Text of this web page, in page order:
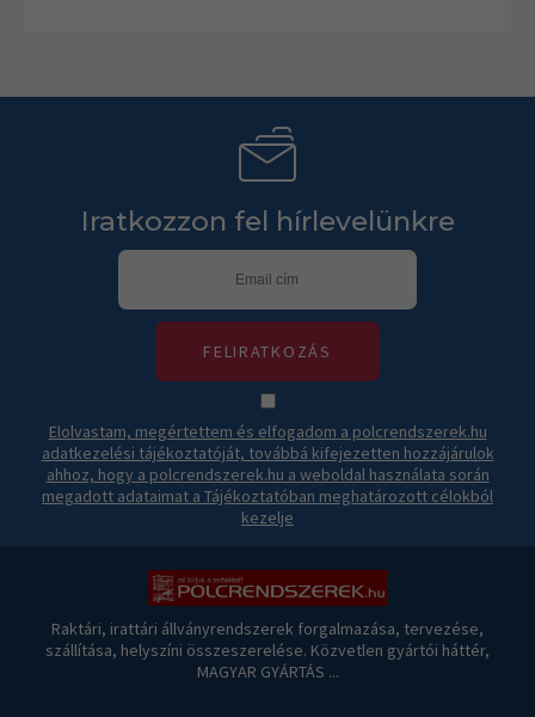
Iratkozzon fel hírlevelünkre
FELIRATKOZÁS
Elolvastam, megértettem és elfogadom a polcrendszerek.hu
adatkezelési tájékoztatóját, továbbá kifejezetten hozzájárulok
ahhoz, hogy a polcrendszerek.hu a weboldal használata során
megadott adataimat a Tájékoztatóban meghatározott célokból
kezelje
Raktári, irattári állványrendszerek forgalmazása, tervezése,
szállítása, helyszíni összeszerelése. Közvetlen gyártói háttér,
MAGYAR GYÁRTÁS ...